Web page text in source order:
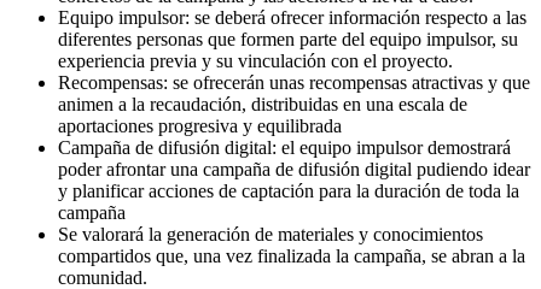
Equipo impulsor: se deberá ofrecer información respecto a las
diferentes personas que formen parte del equipo impulsor, su
experiencia previa y su vinculación con el proyecto.
Recompensas: se ofrecerán unas recompensas atractivas y que
animen a la recaudación, distribuidas en una escala de
aportaciones progresiva y equilibrada
Campaña de difusión digital: el equipo impulsor demostrará
poder afrontar una campaña de difusión digital pudiendo idear
y planificar acciones de captación para la duración de toda la
campaña
Se valorará la generación de materiales y conocimientos
compartidos que, una vez finalizada la campaña, se abran a la
comunidad.